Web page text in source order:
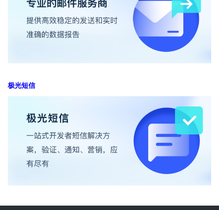
极光短信